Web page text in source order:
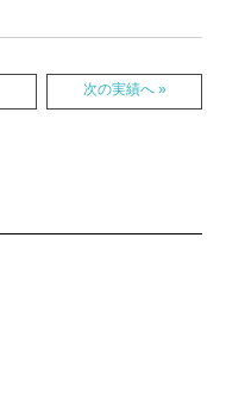
次の実績へ »